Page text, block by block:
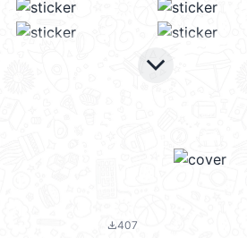
keyboard_arrow_down
file_download407